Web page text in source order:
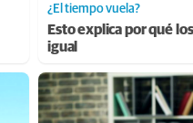
¿El tiempo vuela?
Esto explica por qué
igual